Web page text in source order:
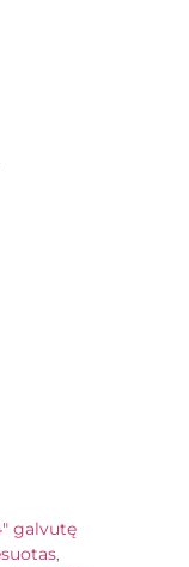
galvutę
,